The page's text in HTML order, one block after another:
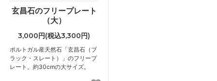
玄昌石のフリープレート
（大）
3,000円(税込3,300円)
ポルトガル産天然石「玄昌石（ブ
ラック・スレート）」のフリープ
レート。約30cmの大サイズ。